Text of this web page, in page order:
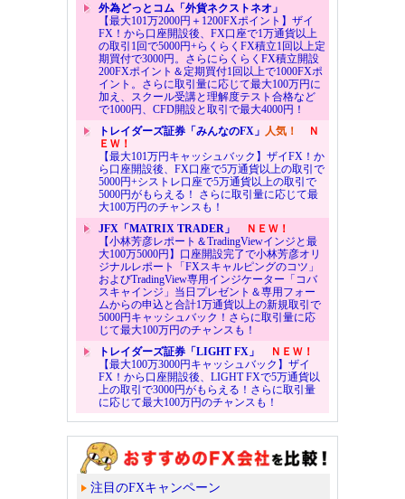
外為どっとコム「外貨ネクストネオ」
【最大101万2000円＋1200FXポイント】ザイ
FX！から口座開設後、FX口座で1万通貨以上
の取引1回で5000円+らくらくFX積立1回以上定
期買付で3000円。さらにらくらくFX積立開設
200FXポイント＆定期買付1回以上で1000FXポ
イント。さらに取引量に応じて最大100万円に
加え、スクール受講と理解度テスト合格など
で1000円、CFD開設と取引で最大4000円！
トレイダーズ証券「みんなのFX」 人気！
Ｎ
ＥＷ！
【最大101万円キャッシュバック】ザイFX！か
ら口座開設後、FX口座で5万通貨以上の取引で
5000円+シストレ口座で5万通貨以上の取引で
5000円がもらえる！ さらに取引量に応じて最
大100万円のチャンスも！
JFX「MATRIX TRADER」
ＮＥＷ！
【小林芳彦レポート＆TradingViewインジと最
大100万5000円】口座開設完了で小林芳彦オリ
ジナルレポート「FXスキャルピングのコツ」
およびTradingView専用インジケーター「コバ
スキャインジ」当日プレゼント＆専用フォー
ムからの申込と合計1万通貨以上の新規取引で
5000円キャッシュバック！さらに取引量に応
じて最大100万円のチャンスも！
トレイダーズ証券「LIGHT FX」
ＮＥＷ！
【最大100万3000円キャッシュバック】ザイ
FX！から口座開設後、LIGHT FXで5万通貨以
上の取引で3000円がもらえる！さらに取引量
に応じて最大100万円のチャンスも！
注目のFXキャンペーン